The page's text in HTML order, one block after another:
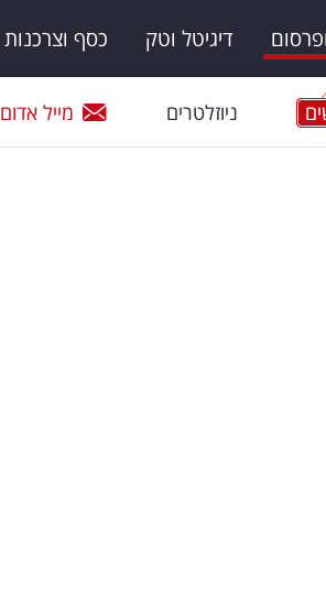
דיגיטל וטק כסף וצרכנות
ניוזלטרים מייל אדום